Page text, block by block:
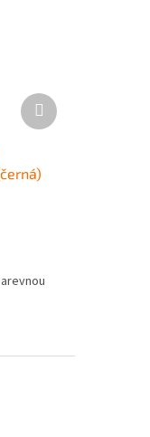
Další
produkt